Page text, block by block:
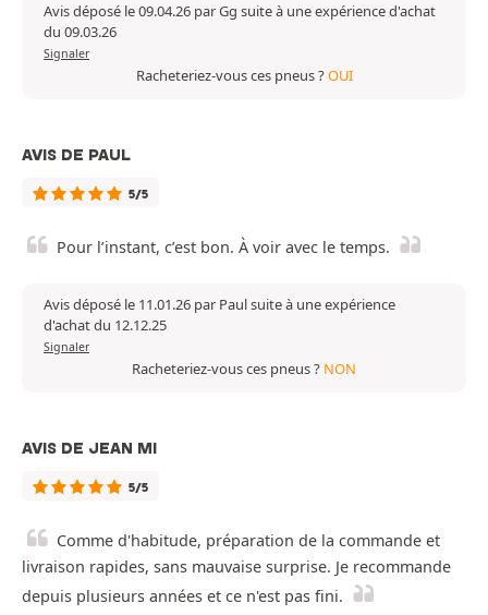
Avis déposé le 09.04.26 par Gg suite à une expérience d'achat
du 09.03.26
Signaler
Racheteriez-vous ces pneus ?OUI
AVIS DE PAUL
5/5
Pour l’instant, c’est bon. À voir avec le temps.
Avis déposé le 11.01.26 par Paul suite à une expérience
d'achat du 12.12.25
Signaler
Racheteriez-vous ces pneus ? NON
AVIS DE JEAN MI
5/5
Comme d'habitude, préparation de la commande et
livraison rapides, sans mauvaise surprise. Je recommande
depuis plusieurs années et ce n'est pas fini.